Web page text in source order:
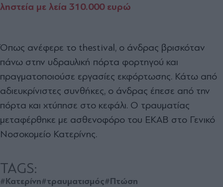
ληστεία με λεία 310.000 ευρώ
Όπως ανέφερε το thestival, ο άνδρας βρισκόταν
πάνω στην υδραυλική πόρτα φορτηγού και
πραγματοποιούσε εργασίες εκφόρτωσης. Κάτω από
αδιευκρίνιστες συνθήκες, ο άνδρας έπεσε από την
πόρτα και χτύπησε στο κεφάλι. Ο τραυματίας
μεταφέρθηκε με ασθενοφόρο του ΕΚΑΒ στο Γενικό
Νοσοκομείο Κατερίνης.
TAGS:
#Κατερίνη#τραυματισμός#Πτώση